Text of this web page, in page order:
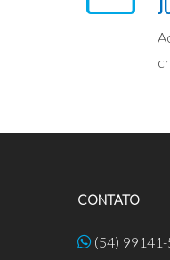
CONTATO
(54)